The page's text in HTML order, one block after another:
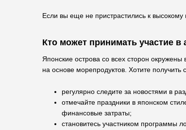
Если вы еще не пристрастились к высокому
Кто может принимать участие в
Японские острова со всех сторон
на основе морепродуктов. Хотите
регулярно следите за новостями в
отмечайте праздники в японском
финансовые затраты;
становитесь участником программы